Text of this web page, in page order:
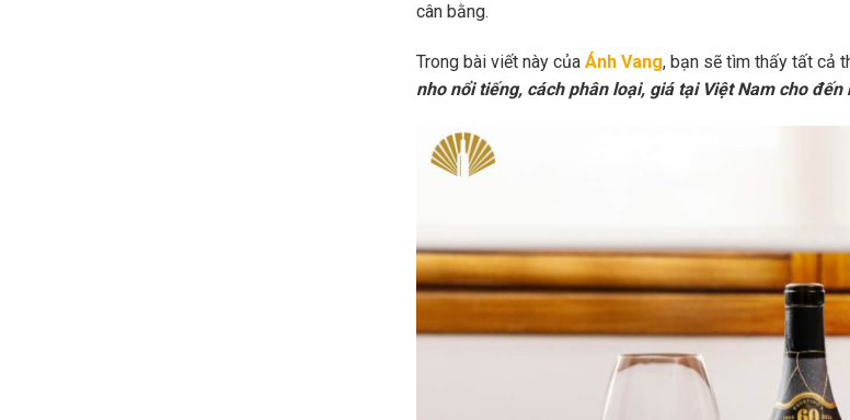
cân bằng.
Trong bài viết này của Ánh Vang, bạn sẽ tìm thấy tất cả
nho nổi tiếng, cách phân loại, giá tại Việt Nam cho